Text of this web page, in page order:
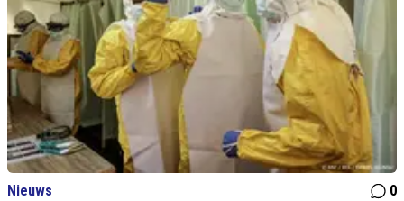
Nieuws
0